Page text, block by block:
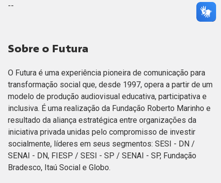
--
Sobre o Futura
O Futura é uma experiência pioneira de comunicação para
transformação social que, desde 1997, opera a partir de um
modelo de produção audiovisual educativa, participativa e
inclusiva. É uma realização da Fundação Roberto Marinho e
resultado da aliança estratégica entre organizações da
iniciativa privada unidas pelo compromisso de investir
socialmente, líderes em seus segmentos: SESI - DN /
SENAI - DN, FIESP / SESI - SP / SENAI - SP, Fundação
Bradesco, Itaú Social e Globo.